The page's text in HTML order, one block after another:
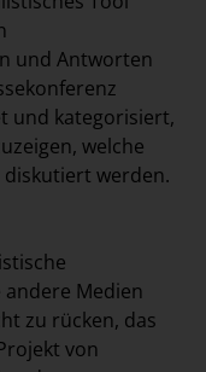
und Antworten
und kategorisiert,
welche
diskutiert werden.
Medien
zu rücken, das
von